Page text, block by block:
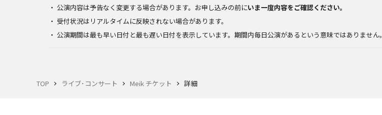
TOP ライブ･コンサート Meik チケット 詳細
公演内容は予告なく変更する場合があります。お申し込みの前にいま一度内容をご確認ください。
受付状況はリアルタイムに反映されない場合があります。
公演期間は最も早い日付と最も遅い日付を表示しています。期間内毎日公演があるという意味ではありません。